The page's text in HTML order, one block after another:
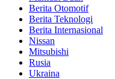
Berita Otomotif
Berita Teknologi
Berita Internasional
Nissan
Mitsubishi
Rusia
Ukraina